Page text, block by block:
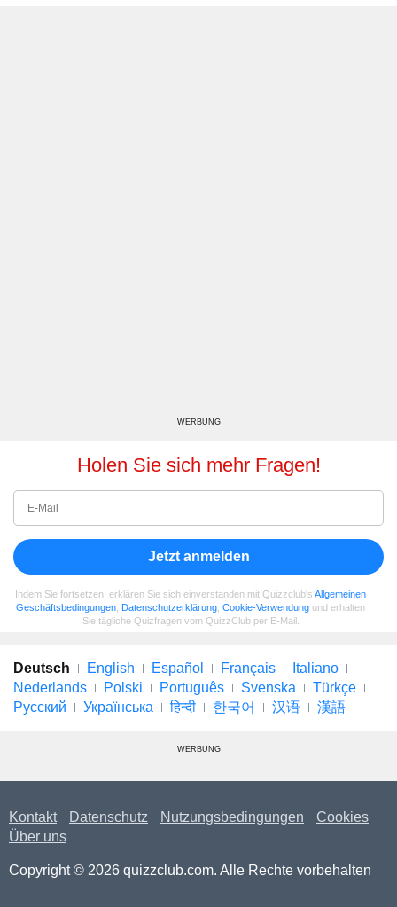
WERBUNG
Holen Sie sich mehr Fragen!
Jetzt anmelden
Indem Sie fortsetzen, erklären Sie sich einverstanden mit Quizzclub's Allgemeinen
Geschäftsbedingungen Datenschutzerklärung Cookie-Verwendung und erhalten
Sie tägliche Quizfragen vom QuizzClub per E-Mail.
Deutsch English Español Français
Italiano
Nederlands
Polski Português Svenska
Türkçe
Русский
Українська हिन्दी 한국어 汉语 漢語
WERBUNG
Kontakt Datenschutz Nutzungsbedingungen
Cookies
Über uns
Copyright © 2026 quizzclub.com. Alle Rechte vorbehalten